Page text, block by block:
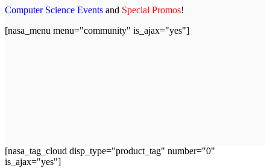
Computer Science Events and Special Promos!
[nasa_menu menu="community" is_ajax="yes"]
[nasa_tag_cloud disp_type="product_tag" number="0"
is_ajax="yes"]